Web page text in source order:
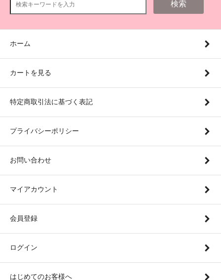
検索
ホーム
カートを見る
特定商取引法に基づく表記
プライバシーポリシー
お問い合わせ
マイアカウント
会員登録
ログイン
はじめてのお客様へ